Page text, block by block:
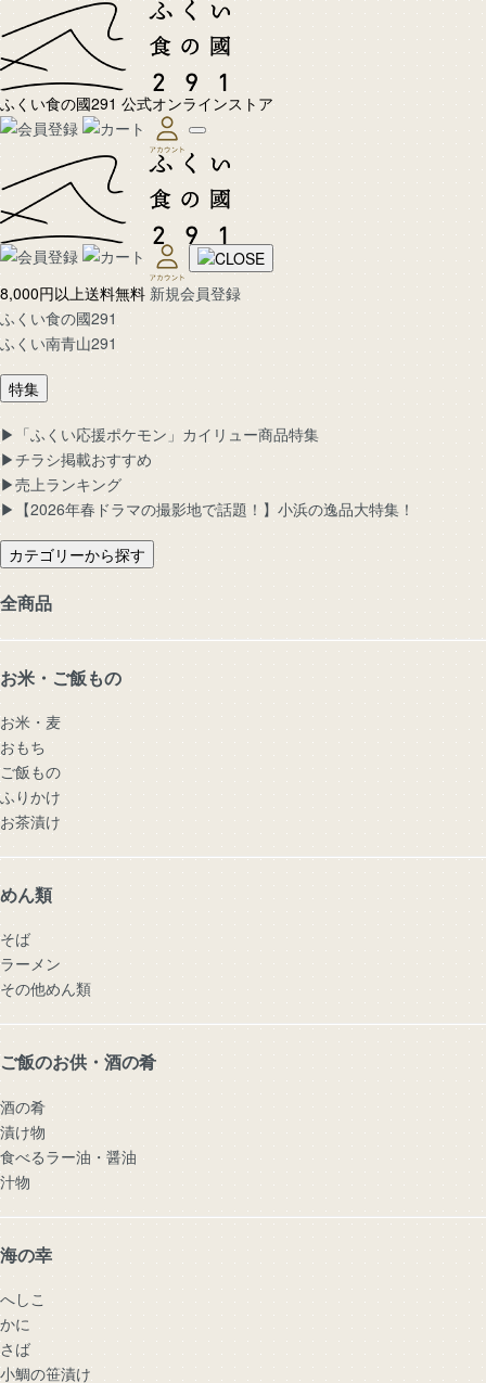
ふくい食の國291 公式オンラインストア
8,000円以上送料無料 新規会員登録
ふくい食の國291
ふくい南青山291
特集
▶︎「ふくい応援ポケモン」カイリュー商品特集
▶︎チラシ掲載おすすめ
▶︎売上ランキング
▶︎【2026年春ドラマの撮影地で話題！】小浜の逸品大特集！
カテゴリーから探す
全商品
お米・ご飯もの
お米・麦
おもち
ご飯もの
ふりかけ
お茶漬け
めん類
そば
ラーメン
その他めん類
ご飯のお供・酒の肴
酒の肴
漬け物
食べるラー油・醤油
汁物
海の幸
へしこ
かに
さば
小鯛の笹漬け